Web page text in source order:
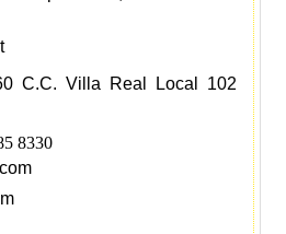
C.C. Villa Real Local 102
8330